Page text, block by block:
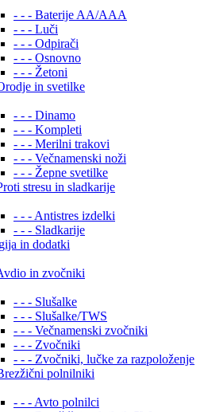
- - - Baterije AA/AAA
- - - Luči
- - - Odpirači
- - - Osnovno
- - - Žetoni
in svetilke
- - - Dinamo
- - - Kompleti
- - - Merilni trakovi
- - - Večnamenski noži
- - - Žepne svetilke
stresu in sladkarije
- - - Antistres izdelki
- - - Sladkarije
in dodatki
in zvočniki
- - - Slušalke
- - - Slušalke/TWS
- - - Večnamenski zvočniki
- - - Zvočniki
- - - Zvočniki, lučke za razpoloženje
polnilniki
- - - Avto polnilci